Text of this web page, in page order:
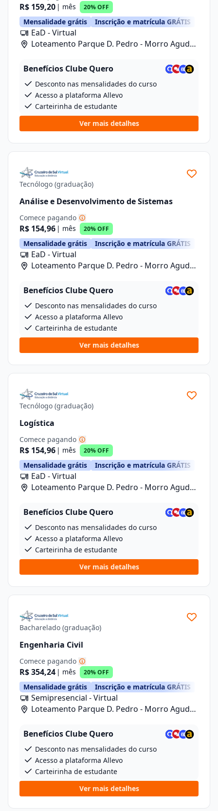
R$ 159,20 | mês 20% OFF
Mensalidade grátis Inscrição e matrícula GRÁTIS
EaD - Virtual
Loteamento Parque D. Pedro - Morro Agudo/
Benefícios Clube Quero
Desconto nas mensalidades do curso
Acesso a plataforma Allevo
Carteirinha de estudante
Ver mais detalhes
Tecnólogo (graduação)
Análise e Desenvolvimento de Sistemas
Comece pagando
R$ 154,96 | mês 20% OFF
Mensalidade grátis Inscrição e matrícula GRÁTIS
EaD - Virtual
Loteamento Parque D. Pedro - Morro Agudo/
Benefícios Clube Quero
Desconto nas mensalidades do curso
Acesso a plataforma Allevo
Carteirinha de estudante
Ver mais detalhes
Tecnólogo (graduação)
Logística
Comece pagando
R$ 154,96 | mês 20% OFF
Mensalidade grátis Inscrição e matrícula GRÁTIS
EaD - Virtual
Loteamento Parque D. Pedro - Morro Agudo/
Benefícios Clube Quero
Desconto nas mensalidades do curso
Acesso a plataforma Allevo
Carteirinha de estudante
Ver mais detalhes
Bacharelado (graduação)
Engenharia Civil
Comece pagando
R$ 354,24 | mês 20% OFF
Mensalidade grátis Inscrição e matrícula GRÁTIS
Semipresencial - Virtual
Loteamento Parque D. Pedro - Morro Agudo/
Benefícios Clube Quero
Desconto nas mensalidades do curso
Acesso a plataforma Allevo
Carteirinha de estudante
Ver mais detalhes